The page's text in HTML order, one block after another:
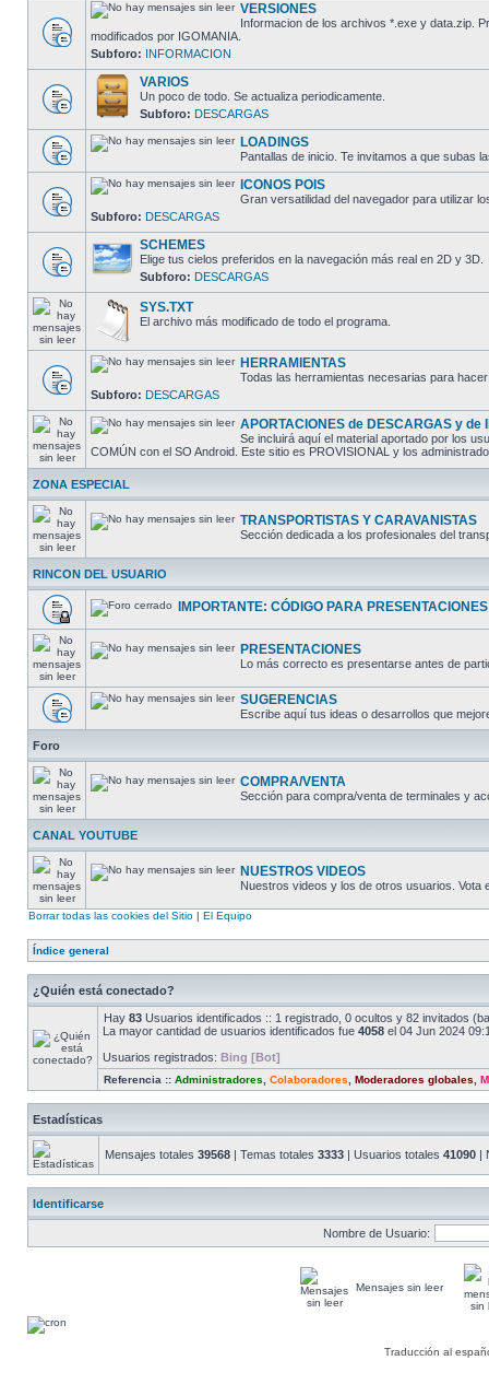
VERSIONES
Informacion de los archivos *.exe y data.zip.
modificados por IGOMANIA.
Subforo: INFORMACION
VARIOS
Un poco de todo. Se actualiza periodicamente.
Subforo: DESCARGAS
LOADINGS
Pantallas de inicio. Te invitamos a que subas
ICONOS POIS
Gran versatilidad del navegador para utilizar
Subforo: DESCARGAS
SCHEMES
Elige tus cielos preferidos en la navegación más real en 2D y 3D.
Subforo: DESCARGAS
SYS.TXT
El archivo más modificado de todo el programa.
HERRAMIENTAS
Todas las herramientas necesarias para
Subforo: DESCARGAS
APORTACIONES de DESCARGAS y de
Se incluirá aquí el material aportado por los
COMÚN con el SO Android. Este sitio es PROVISIONAL y los
ZONA ESPECIAL
TRANSPORTISTAS Y CARAVANISTAS
Sección dedicada a los profesionales del
RINCON DEL USUARIO
IMPORTANTE: CÓDIGO PARA PRESENTACIONES
PRESENTACIONES
Lo más correcto es presentarse antes de
SUGERENCIAS
Escribe aquí tus ideas o desarrollos que
Foro
COMPRA/VENTA
Sección para compra/venta de terminales y
CANAL YOUTUBE
NUESTROS VIDEOS
Nuestros videos y los de otros usuarios. Vota
Borrar todas las cookies del Sitio | El Equipo
Índice general
¿Quién está conectado?
Hay 83 Usuarios identificados :: 1 registrado, 0 ocultos y 82 invitados
La mayor cantidad de usuarios identificados fue 4058 el 04 Jun 2024
Usuarios registrados: Bing [Bot]
Referencia :: Administradores Colaboradores Moderadores globales
Estadísticas
Mensajes totales 39568 | Temas totales 3333 | Usuarios totales 41090 |
Identificarse
Nombre de Usuario:
Mensajes sin leer
Traducción al